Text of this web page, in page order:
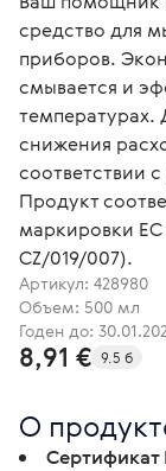
средство для
приборов.
смывается и
температурах.
снижения
соответствии
Продукт
маркировки
CZ/019/007).
Артикул: 428980
Объем: 500 мл
Годен до:
8,91 € 9.5 б
О
Сертификат